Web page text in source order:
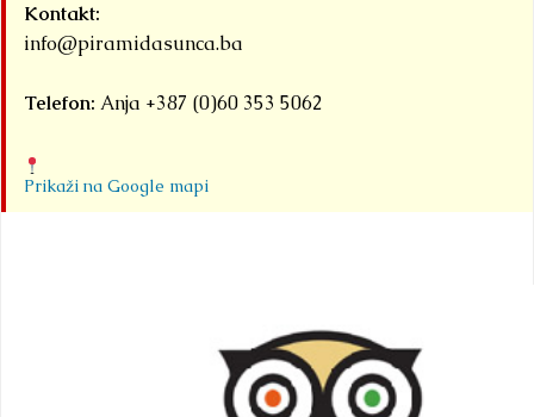
Kontakt:
info@piramidasunca.ba
Telefon: Anja +387 (0)60 353 5062
Prikaži na Google mapi